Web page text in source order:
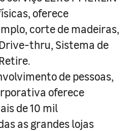
oferece
corte de madeiras,
thru, Sistema de
de pessoas,
oferece
de 10 mil
as grandes lojas